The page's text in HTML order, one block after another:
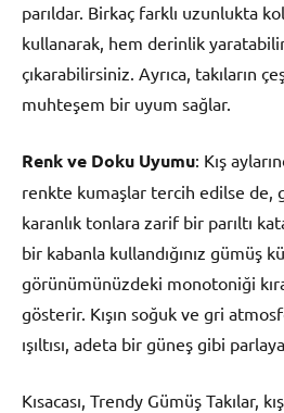
parıldar. Birkaç farklı uzunlukta
kullanarak, hem derinlik
çıkarabilirsiniz. Ayrıca, takıların
muhteşem bir uyum sağlar.
Renk ve Doku Uyumu: Kış
renkte kumaşlar tercih edilse de,
karanlık tonlara zarif bir parıltı
bir kabanla kullandığınız gümüş
görünümünüzdeki monotoniği
gösterir. Kışın soğuk ve gri
ışıltısı, adeta bir güneş gibi
Kısacası, Trendy Gümüş Takılar,